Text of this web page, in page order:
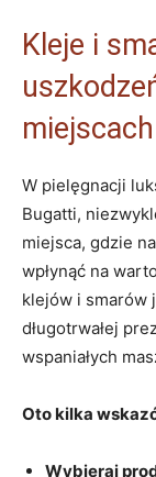
Kleje i
miejscach
W pielęgnacji
Bugatti,
miejsca, gdzie
wpłynąć na
klejów i smarów
długotrwałej
wspaniałych
Oto kilka
Wybieraj